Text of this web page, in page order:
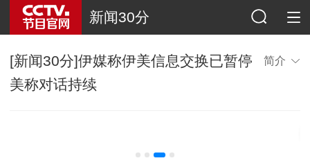
新闻30分
[新闻30分]伊媒称伊美信息交换已暂停
美称对话持续
简介